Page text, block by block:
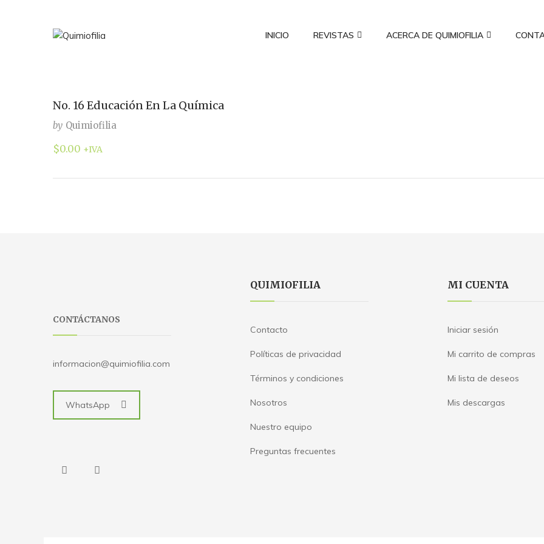
INICIO REVISTAS ACERCA DE QUIMIOFILIA
No. 16 Educación En La Química
by Quimiofilia
$0.00 +IVA
CONTÁCTANOS
informacion@quimiofilia.com
WhatsApp
QUIMIOFILIA
Contacto
Políticas de privacidad
Términos y condiciones
Nosotros
Nuestro equipo
Preguntas frecuentes
MI CUENTA
Iniciar sesión
Mi carrito de compras
Mi lista de deseos
Mis descargas